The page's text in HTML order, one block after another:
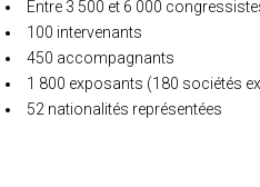
Entre 3 500 et 6 000
100 intervenants
450 accompagnants
1 800 exposants (180 sociétés
52 nationalités représentées